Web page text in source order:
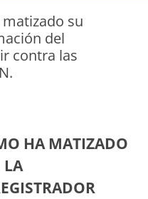
su
del
contra las
HA MATIZADO
LA